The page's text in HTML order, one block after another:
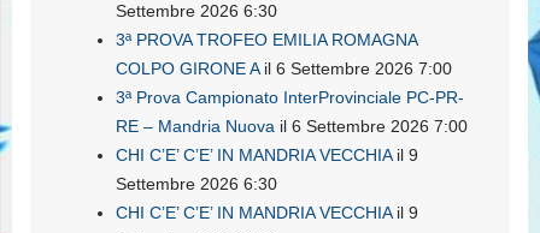
Settembre 2026 6:30
3ª PROVA TROFEO EMILIA ROMAGNA
COLPO GIRONE Ail 6 Settembre 2026 7:00
3ª Prova Campionato InterProvinciale PC-PR-
RE – Mandria Nuova il 6 Settembre 2026 7:00
CHI C’E’ C’E’ IN MANDRIA VECCHIAil 9
Settembre 2026 6:30
CHI C’E’ C’E’ IN MANDRIA VECCHIAil 9